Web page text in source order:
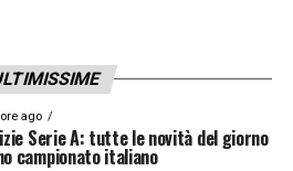
ago
Serie A: tutte le novità del giorno
campionato italiano